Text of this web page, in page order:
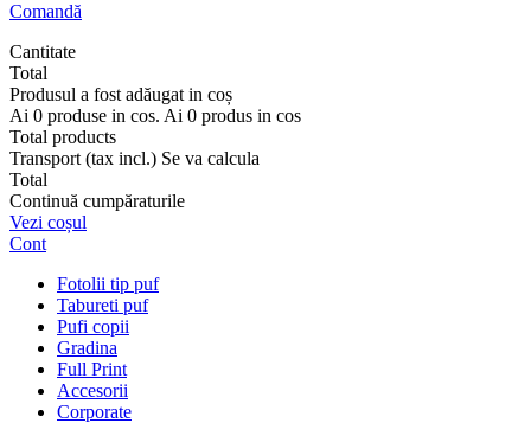
Comandă
Cantitate
Total
Produsul a fost adăugat in coș
Ai 0 produse in cos. Ai 0 produs in cos
Total products
Transport (tax incl.) Se va calcula
Total
Continuă cumpăraturile
Vezi coșul
Cont
Fotolii tip puf
Tabureti puf
Pufi copii
Gradina
Full Print
Accesorii
Corporate